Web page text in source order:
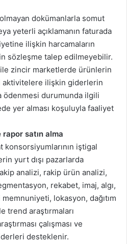
olmayan dokümanlarla somut
yeterli açıklamanın faturada
ilişkin harcamaların
sözleşme talep edilmeyebilir.
zincir marketlerde ürünlerin
ilişkin giderlerin
ödenmesi durumunda ilgili
yer alması koşuluyla faaliyet
rapor satın alma
konsorsiyumlarının iştigal
yurt dışı pazarlarda
analizi, rakip ürün analizi,
rekabet, imaj, algı,
lokasyon, dağıtım
trend araştırmaları
çalışması ve
desteklenir.